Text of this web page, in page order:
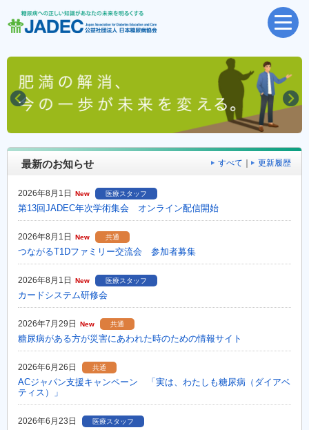
最新のお知らせ すべて 更新履歴
2026年8月1日 New 医療スタッフ
第13回JADEC年次学術集会 オンライン配信開始
2026年8月1日 New 共通
つながるT1Dファミリー交流会 参加者募集
2026年8月1日 New 医療スタッフ
カードシステム研修会
2026年7月29日 New 共通
糖尿病がある方が災害にあわれた時のための情報サイト
2026年6月26日 共通
ACジャパン支援キャンペーン 「実は、わたしも糖尿病（ダイアベ
ティス）」
2026年6月23日 医療スタッフ